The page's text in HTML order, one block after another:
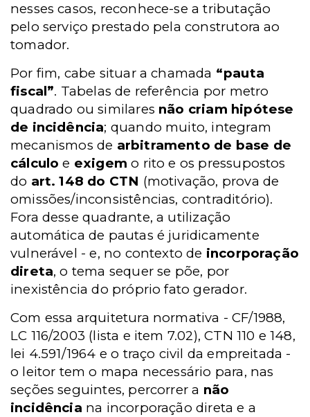
nesses casos, reconhece-se a tributação
pelo serviço prestado pela construtora ao
tomador.
Por fim, cabe situar a chamada “pauta
fiscal”. Tabelas de referência por metro
quadrado ou similares não criam hipótese
de incidência; quando muito, integram
mecanismos de arbitramento de base de
cálculo e exigem o rito e os pressupostos
do art. 148 do CTN (motivação, prova de
omissões/inconsistências, contraditório).
Fora desse quadrante, a utilização
automática de pautas é juridicamente
vulnerável - e, no contexto de incorporação
direta, o tema sequer se põe, por
inexistência do próprio fato gerador.
Com essa arquitetura normativa - CF/1988,
LC 116/2003 (lista e item 7.02), CTN 110 e 148,
lei 4.591/1964 e o traço civil da empreitada -
o leitor tem o mapa necessário para, nas
seções seguintes, percorrer a não
incidência na incorporação direta e a